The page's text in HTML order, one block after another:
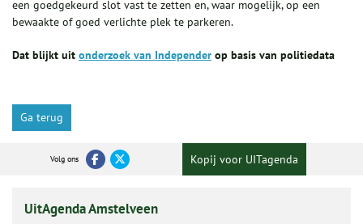
een goedgekeurd slot vast te zetten en, waar mogelijk, op een
bewaakte of goed verlichte plek te parkeren.
Dat blijkt uit onderzoek van Independer op basis van politiedata
Ga terug
Volg ons Kopij voor UITagenda
UitAgenda Amstelveen